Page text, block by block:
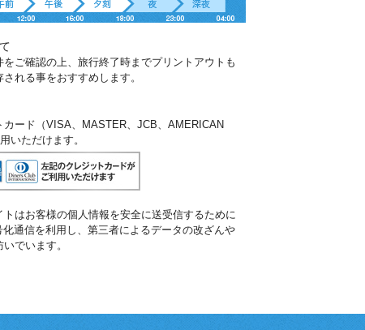
ご確認の上、旅行終了時までプリントアウトも
れる事をおすすめします。
ード（VISA、MASTER、JCB、AMERICAN
いただけます。
トはお客様の個人情報を安全に送受信するために
化通信を利用し、第三者によるデータの改ざんや
でいます。